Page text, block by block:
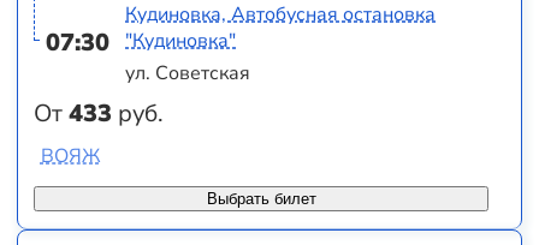
07:30
От433 руб.
Кудиновка, Автобусная остановка
"Кудиновка"
ул. Советская
Выбрать билет
ВОЯЖ